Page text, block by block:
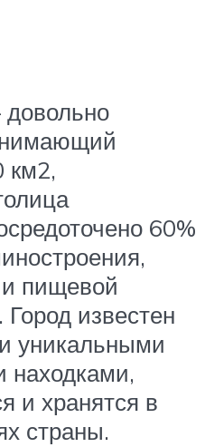
км2,
60%
пищевой
известен
уникальными
находками,
и хранятся в
страны.